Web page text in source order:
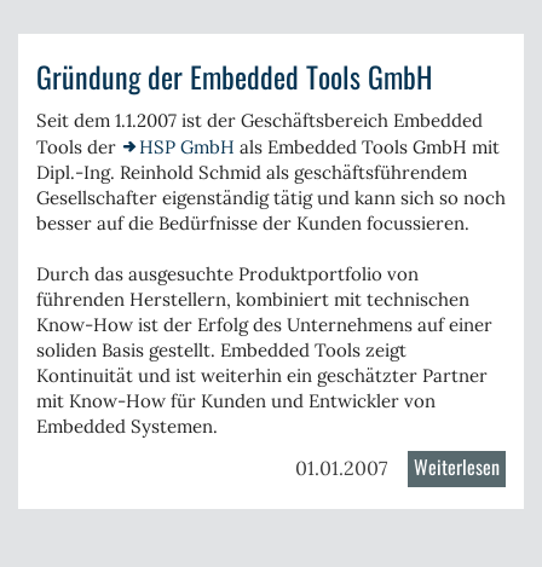
Gründung der Embedded Tools GmbH
Seit dem 1.1.2007 ist der Geschäftsbereich Embedded
Tools der
HSP GmbH als Embedded Tools GmbH mit
Dipl.-Ing. Reinhold Schmid als geschäftsführendem
Gesellschafter eigenständig tätig und kann sich so noch
besser auf die Bedürfnisse der Kunden focussieren.
Durch das ausgesuchte Produktportfolio von
führenden Herstellern, kombiniert mit technischen
Know-How ist der Erfolg des Unternehmens auf einer
soliden Basis gestellt. Embedded Tools zeigt
Kontinuität und ist weiterhin ein geschätzter Partner
mit Know-How für Kunden und Entwickler von
Embedded Systemen.
01.01.2007 Weiterlesen